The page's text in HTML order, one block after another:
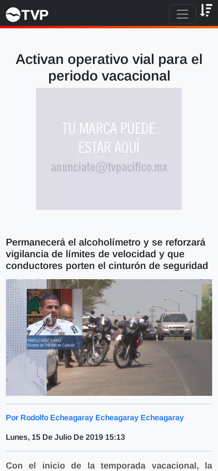
Activan operativo vial para el
periodo vacacional
Permanecerá el alcoholímetro y se reforzará
vigilancia de límites de velocidad y que
conductores porten el cinturón de seguridad
Por Rodolfo Echeagaray Echeagaray Echeagaray
Lunes, 15 De Julio De 2019 15:13
Con el inicio de la temporada vacacional, la